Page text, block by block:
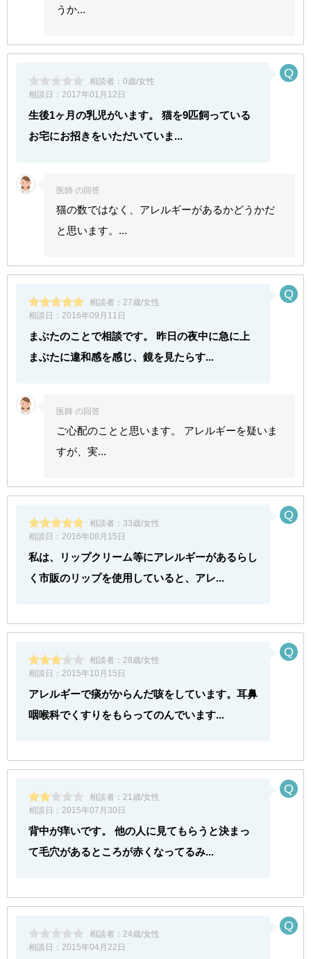
うか...
相談者： 0歳/女性
相談日： 2017年01月12日
生後1ヶ月の乳児がいます。 猫を9匹飼っている
お宅にお招きをいただいていま...
医師 の回答
猫の数ではなく、アレルギーがあるかどうかだ
と思います。...
相談者： 27歳/女性
相談日： 2016年09月11日
まぶたのことで相談です。 昨日の夜中に急に上
まぶたに違和感を感じ、鏡を見たらす...
医師 の回答
ご心配のことと思います。 アレルギーを疑いま
すが、実...
相談者： 33歳/女性
相談日： 2016年08月15日
私は、リップクリーム等にアレルギーがあるらし
く市販のリップを使用していると、アレ...
相談者： 28歳/女性
相談日： 2015年10月15日
アレルギーで痰がからんだ咳をしています。耳鼻
咽喉科でくすりをもらってのんでいます...
相談者： 21歳/女性
相談日： 2015年07月30日
背中が痒いです。 他の人に見てもらうと決まっ
て毛穴があるところが赤くなってるみ...
相談者： 24歳/女性
相談日： 2015年04月22日